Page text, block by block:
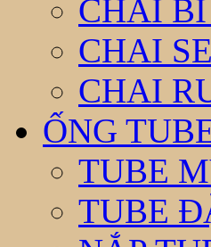
CHAI
CHAI
CHAI
ỐNG
TUBE
TUBE